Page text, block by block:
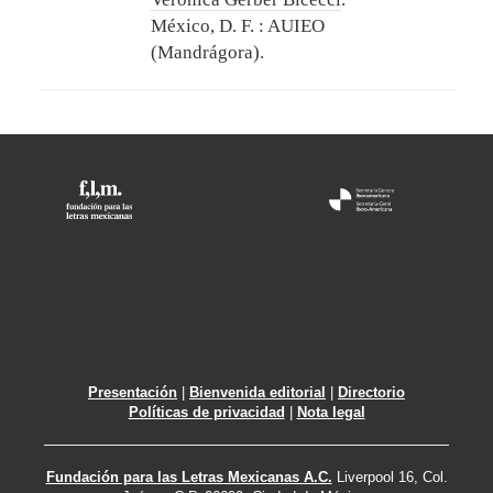
México, D. F. : AUIEO
(Mandrágora).
Presentación | Bienvenida editorial | Directorio
Políticas de privacidad | Nota legal
Fundación para las Letras Mexicanas A.C. Liverpool 16, Col.